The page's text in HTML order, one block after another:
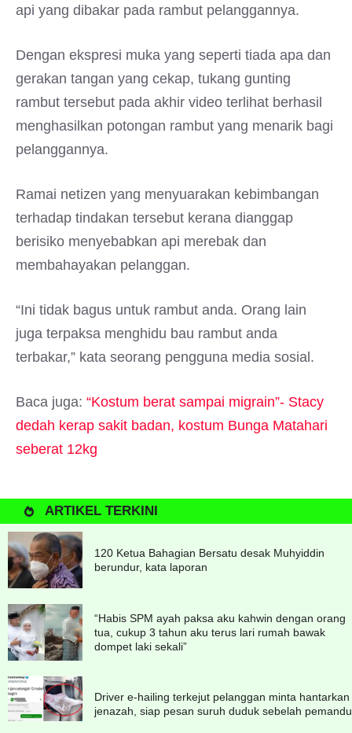
api yang dibakar pada rambut pelanggannya.
Dengan ekspresi muka yang seperti tiada apa dan
gerakan tangan yang cekap, tukang gunting
rambut tersebut pada akhir video terlihat berhasil
menghasilkan potongan rambut yang menarik bagi
pelanggannya.
Ramai netizen yang menyuarakan kebimbangan
terhadap tindakan tersebut kerana dianggap
berisiko menyebabkan api merebak dan
membahayakan pelanggan.
“Ini tidak bagus untuk rambut anda. Orang lain
juga terpaksa menghidu bau rambut anda
terbakar,” kata seorang pengguna media sosial.
Baca juga: “Kostum berat sampai migrain”- Stacy
dedah kerap sakit badan, kostum Bunga Matahari
seberat 12kg
ARTIKEL TERKINI
120 Ketua Bahagian Bersatu desak Muhyiddin
berundur, kata laporan
“Habis SPM ayah paksa aku kahwin dengan orang
tua, cukup 3 tahun aku terus lari rumah bawak
dompet laki sekali”
Driver e-hailing terkejut pelanggan minta hantarkan
jenazah, siap pesan suruh duduk sebelah pemandu